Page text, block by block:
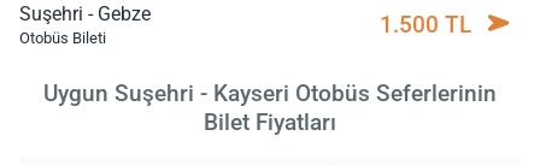
Suşehri - Gebze
Otobüs Bileti 1.500 TL
Uygun Suşehri - Kayseri Otobüs Seferlerinin
Bilet Fiyatları